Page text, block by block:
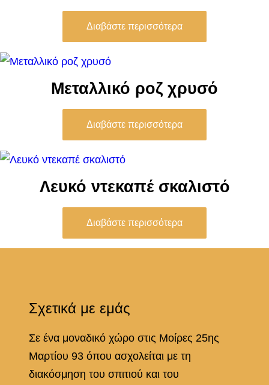
Διαβάστε περισσότερα
Μεταλλικό ροζ χρυσό
Διαβάστε περισσότερα
Λευκό ντεκαπέ σκαλιστό
Διαβάστε περισσότερα
Σχετικά με εμάς
Σε ένα μοναδικό χώρο στις Μοίρες 25ης
Μαρτίου 93 όπου ασχολείται με τη
διακόσμηση του σπιτιού και του